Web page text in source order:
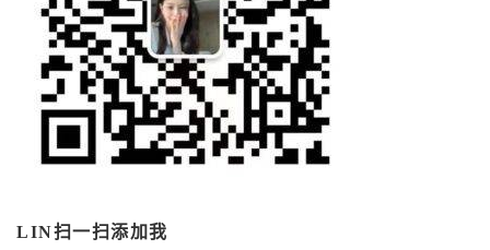
LIN扫一扫添加我